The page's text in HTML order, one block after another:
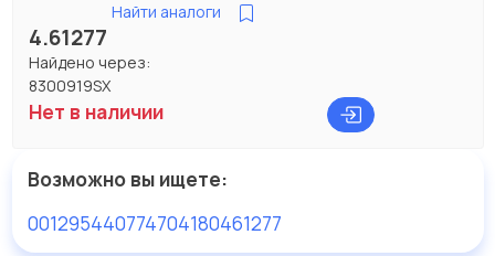
Найти аналоги
4.61277
Найдено через:
8300919SX
Нет в наличии
Возможно вы ищете:
001295440774704180461277